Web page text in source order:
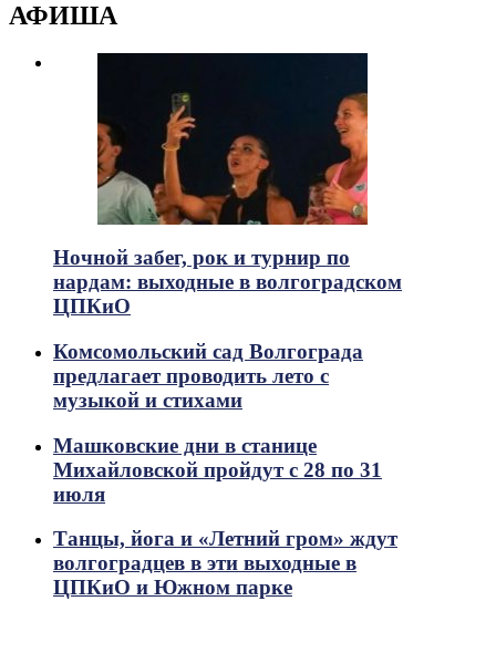
АФИША
Ночной забег, рок и турнир по
нардам: выходные в волгоградском
ЦПКиО
Комсомольский сад Волгограда
предлагает проводить лето с
музыкой и стихами
Машковские дни в станице
Михайловской пройдут с 28 по 31
июля
Танцы, йога и «Летний гром» ждут
волгоградцев в эти выходные в
ЦПКиО и Южном парке